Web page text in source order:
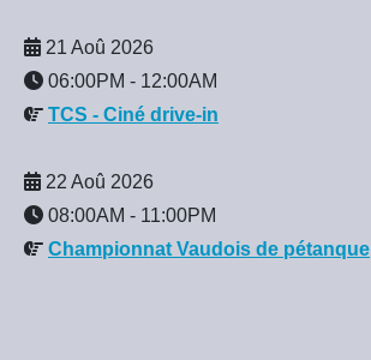
21 Aoû 2026
06:00PM - 12:00AM
TCS - Ciné drive-in
22 Aoû 2026
08:00AM - 11:00PM
Championnat Vaudois de pétanque